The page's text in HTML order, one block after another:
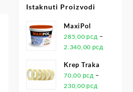
Istaknuti Proizvodi
MaxiPol
285,00рсд –
2.340,00 рсд
Krep Traka
70,00 рсд –
230,00рсд